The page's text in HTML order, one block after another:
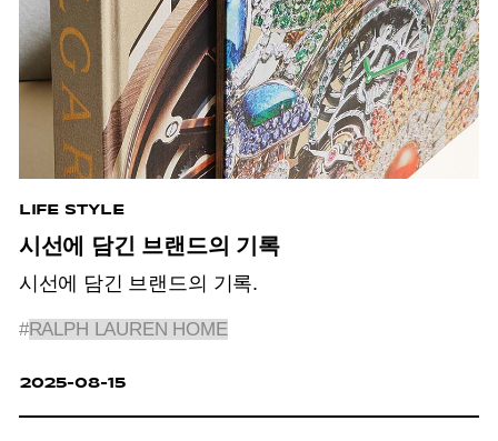
LIFE STYLE
시선에 담긴 브랜드의 기록
시선에 담긴 브랜드의 기록.
#RALPH LAUREN HOME
2025-08-15